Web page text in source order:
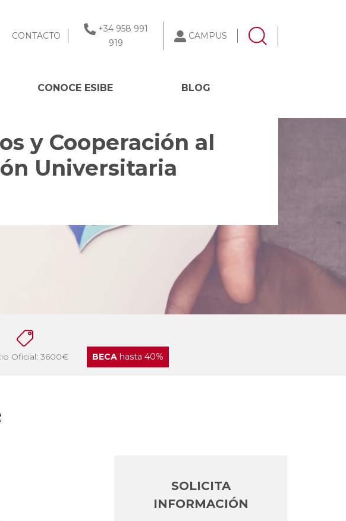
CONTACTO
+34 958 991
919
CAMPUS
CONOCE ESIBE BLOG
y Cooperación al
Universitaria
Oficial: 3600€ BECA hasta 40%
SOLICITA
INFORMACIÓN